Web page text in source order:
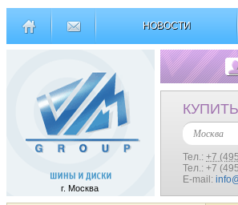
НОВОСТИ
г. Москва
Москва
Тел.: +7
Тел.: +7
E-mail: